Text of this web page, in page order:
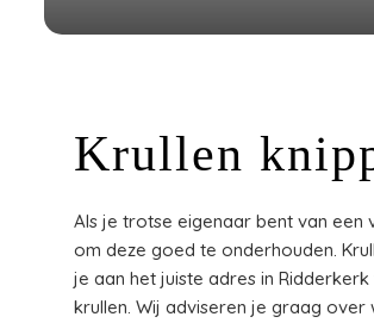
Krullen
Als je trotse eigenaar bent van een
om deze goed te onderhouden.
je aan het juiste adres in
krullen. Wij adviseren je graag